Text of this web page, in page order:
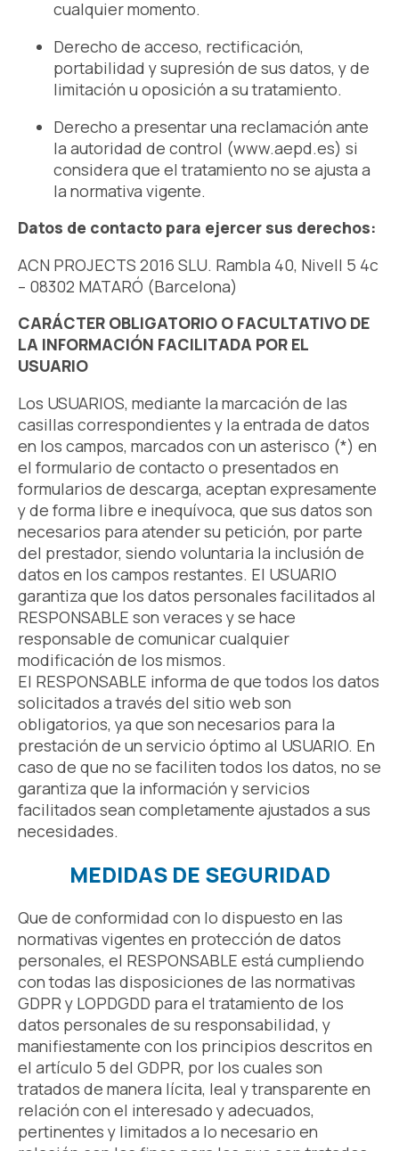
cualquier momento.
Derecho de acceso, rectificación,
portabilidad y supresión de sus datos, y de
limitación u oposición a su tratamiento.
Derecho a presentar una reclamación ante
la autoridad de control (www.aepd.es) si
considera que el tratamiento no se ajusta a
la normativa vigente.
Datos de contacto para ejercer sus derechos:
ACN PROJECTS 2016 SLU. Rambla 40, Nivell 5 4c
– 08302 MATARÓ (Barcelona)
CARÁCTER OBLIGATORIO O FACULTATIVO DE
LA INFORMACIÓN FACILITADA POR EL
USUARIO
Los USUARIOS, mediante la marcación de las
casillas correspondientes y la entrada de datos
en los campos, marcados con un asterisco (*) en
el formulario de contacto o presentados en
formularios de descarga, aceptan expresamente
y de forma libre e inequívoca, que sus datos son
necesarios para atender su petición, por parte
del prestador, siendo voluntaria la inclusión de
datos en los campos restantes. El USUARIO
garantiza que los datos personales facilitados al
RESPONSABLE son veraces y se hace
responsable de comunicar cualquier
modificación de los mismos.
El RESPONSABLE informa de que todos los datos
solicitados a través del sitio web son
obligatorios, ya que son necesarios para la
prestación de un servicio óptimo al USUARIO. En
caso de que no se faciliten todos los datos, no se
garantiza que la información y servicios
facilitados sean completamente ajustados a sus
necesidades.
MEDIDAS DE SEGURIDAD
Que de conformidad con lo dispuesto en las
normativas vigentes en protección de datos
personales, el RESPONSABLE está cumpliendo
con todas las disposiciones de las normativas
GDPR y LOPDGDD para el tratamiento de los
datos personales de su responsabilidad, y
manifiestamente con los principios descritos en
el artículo 5 del GDPR, por los cuales son
tratados de manera lícita, leal y transparente en
relación con el interesado y adecuados,
pertinentes y limitados a lo necesario en